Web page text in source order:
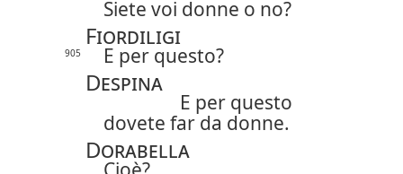
Siete voi donne o no?
Fiordiligi
905 E per questo?
Despina
E per questo
dovete far da donne.
Dorabella